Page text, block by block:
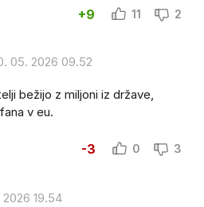
+9 11 2
05. 2026 09.52
bežijo z miljoni iz države,
v eu.
-3 0 3
19.54